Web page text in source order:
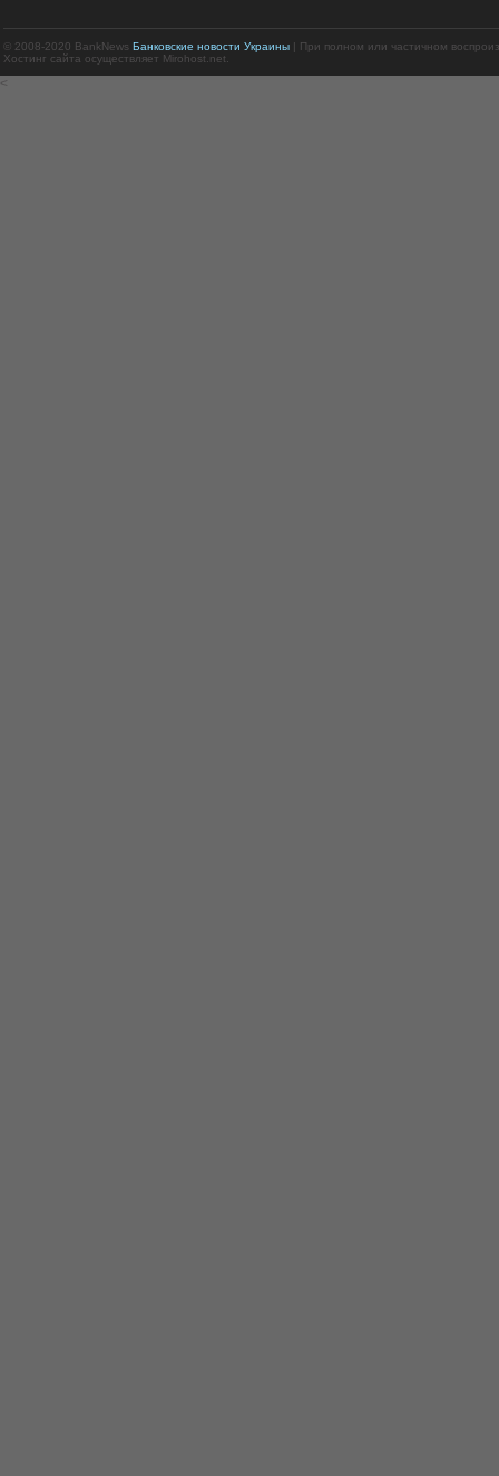
© 2008-2020 BankNews Банковские новости Украины| При полном или частичном
Хостинг сайта осуществляет Mirohost.net.
<